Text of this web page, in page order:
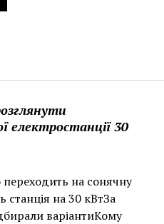
електростанції 30
переходить на сонячну
станція на 30 кВтЗа
варіантиКому